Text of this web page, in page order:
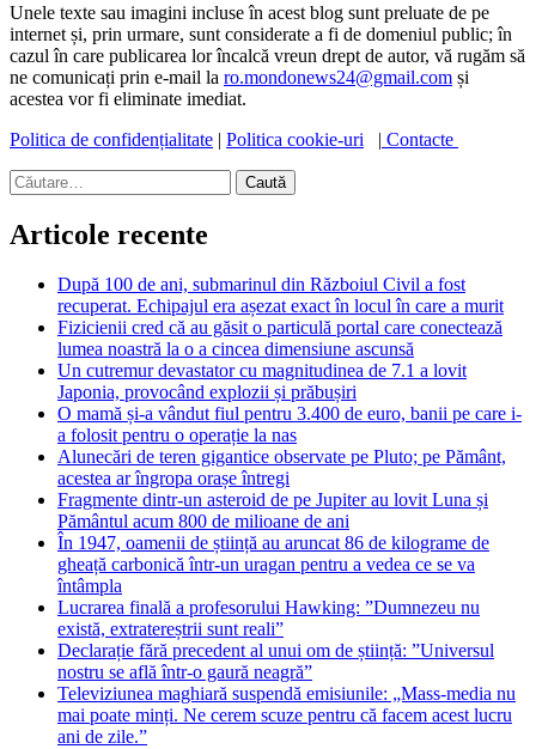
Unele texte sau imagini incluse în acest blog sunt preluate de pe
internet și, prin urmare, sunt considerate a fi de domeniul public; în
cazul în care publicarea lor încalcă vreun drept de autor, vă rugăm să
ne comunicați prin e-mail la ro.mondonews24@gmail.com și
acestea vor fi eliminate imediat.
Politica de confidențialitate | Politica cookie-uri | Contacte
Caută
după:
Articole recente
După 100 de ani, submarinul din Războiul Civil a fost
recuperat. Echipajul era așezat exact în locul în care a murit
Fizicienii cred că au găsit o particulă portal care conectează
lumea noastră la o a cincea dimensiune ascunsă
Un cutremur devastator cu magnitudinea de 7.1 a lovit
Japonia, provocând explozii și prăbușiri
O mamă și-a vândut fiul pentru 3.400 de euro, banii pe care i-
a folosit pentru o operație la nas
Alunecări de teren gigantice observate pe Pluto; pe Pământ,
acestea ar îngropa orașe întregi
Fragmente dintr-un asteroid de pe Jupiter au lovit Luna și
Pământul acum 800 de milioane de ani
În 1947, oamenii de știință au aruncat 86 de kilograme de
gheață carbonică într-un uragan pentru a vedea ce se va
întâmpla
Lucrarea finală a profesorului Hawking: ”Dumnezeu nu
există, extratereștrii sunt reali”
Declarație fără precedent al unui om de știință: ”Universul
nostru se află într-o gaură neagră”
Televiziunea maghiară suspendă emisiunile: „Mass-media nu
mai poate minți. Ne cerem scuze pentru că facem acest lucru
ani de zile.”